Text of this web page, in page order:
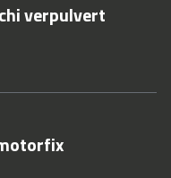
verpulvert